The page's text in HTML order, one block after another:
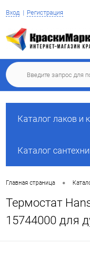
Вход Регистрация
Каталог лаков и
Каталог
Главная страница •
Термостат
15744000 для